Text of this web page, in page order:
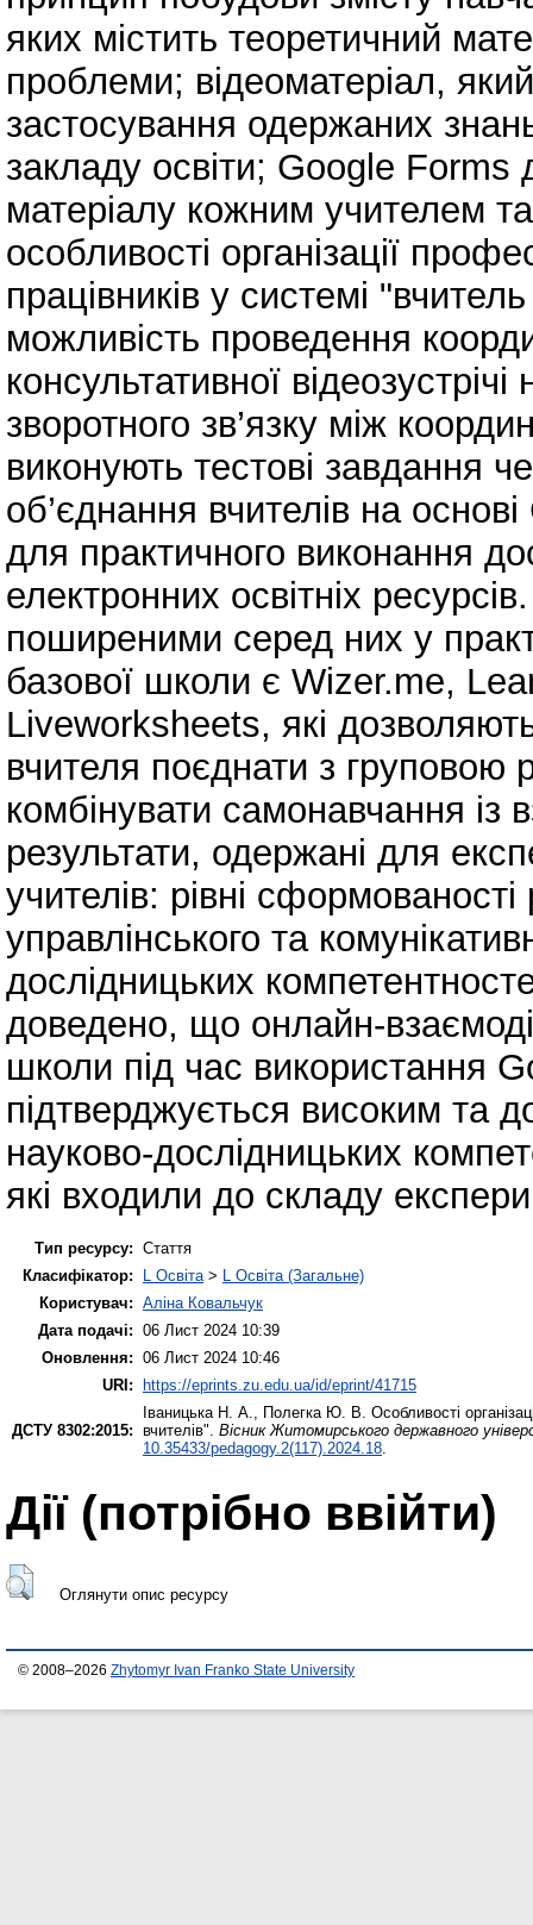
яких містить теоретичний
проблеми; відеоматеріал,
застосування одержаних
закладу освіти; Google Forms
матеріалу кожним учителем
особливості організації
працівників у системі
можливість проведення
консультативної
зворотного зв’язку між
виконують тестові завдання
об’єднання вчителів на
для практичного виконання
електронних освітніх
поширеними серед них у
базової школи є Wizer.me,
Liveworksheets, які
вчителя поєднати з груповою
комбінувати самонавчання
результати, одержані для
учителів: рівні
управлінського та
дослідницьких
доведено, що онлайн-
школи під час використання
підтверджується високим та
науково-дослідницьких
які входили до складу
Тип ресурсу: Стаття
Класифікатор:
L Освіта > L Освіта (Загальне)
Користувач: Аліна Ковальчук
Дата подачі: 06 Лист 2024 10:39
Оновлення: 06 Лист 2024 10:46
URI: https://eprints.zu.edu.ua/id/eprint/41715
ДСТУ 8302:2015:
Іваницька Н. А. Полегка Ю. В. Особливості
вчителів". Вісник Житомирського державного
10.35433/pedagogy.2(117).2024.18
Дії ​​(потрібно ввійти)
Оглянути опис ресурсу
© 2008–2026 Zhytomyr Ivan Franko State University